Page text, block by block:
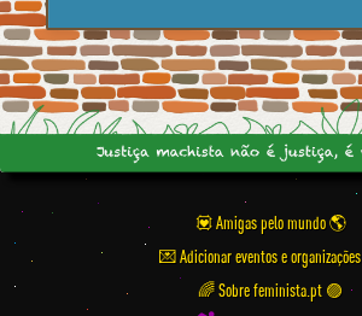
💟 Amigas pelo mundo
💌 Adicionar eventos e organizações
🌈 Sobre feminista.pt 🟣